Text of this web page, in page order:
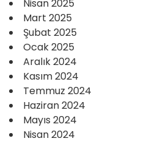
Nisan 2025
Mart 2025
Şubat 2025
Ocak 2025
Aralık 2024
Kasım 2024
Temmuz 2024
Haziran 2024
Mayıs 2024
Nisan 2024